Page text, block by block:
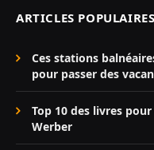
ARTICLES POPULAIRES
Ces stations
pour passer des
Top 10 des livres
Werber